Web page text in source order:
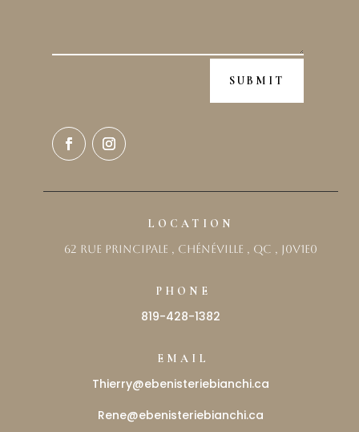
SUBMIT
LOCATION
62 rue principale , Chénéville , QC , J0v1E0
PHONE
819-428-1382
EMAIL
Thierry@ebenisteriebianchi.ca
Rene@ebenisteriebianchi.ca